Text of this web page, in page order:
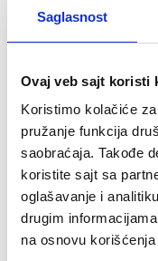
Saglasnost
Ovaj veb sajt koristi
Koristimo kolačiće
pružanje funkcija
saobraćaja. Takođe
koristite sajt sa
oglašavanje i
drugim
na osnovu korišćenja
Plastični čunjevi
10 čunjeva u setu